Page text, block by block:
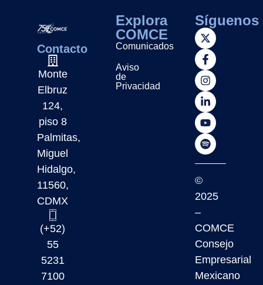
Contacto
Monte
Elbruz
124,
piso 8
Palmitas,
Miguel
Hidalgo,
11560,
CDMX
(+52)
55
5231
7100
Explora
COMCE
Comunicados
Aviso
de
Privacidad
Síguenos
©
2025
–
COMCE
Consejo
Empresarial
Mexicano